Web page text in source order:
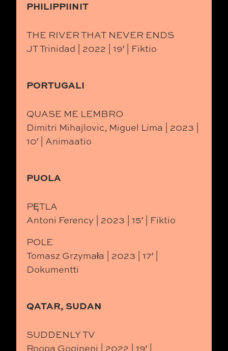
PHILIPPIINIT
THE RIVER THAT NEVER ENDS
JT Trinidad | 2022 | 19′ | Fiktio
PORTUGALI
QUASE ME LEMBRO
Dimitri Mihajlovic, Miguel Lima | 2023 |
10′ | Animaatio
PUOLA
PĘTLA
Antoni Ferency | 2023 | 15′ | Fiktio
POLE
Tomasz Grzymała | 2023 | 17′ |
Dokumentti
QATAR, SUDAN
SUDDENLY TV
Roopa Gogineni | 2022 | 19′ |